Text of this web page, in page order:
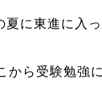
夏に東進に入っ
から受験勉強